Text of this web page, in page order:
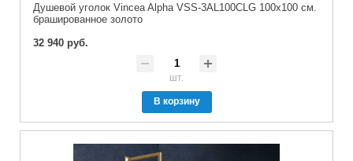
Душевой уголок Vincea Alpha VSS-3AL100CLG 100x100 см.
брашированное золото
32 940 руб.
шт.
В корзину